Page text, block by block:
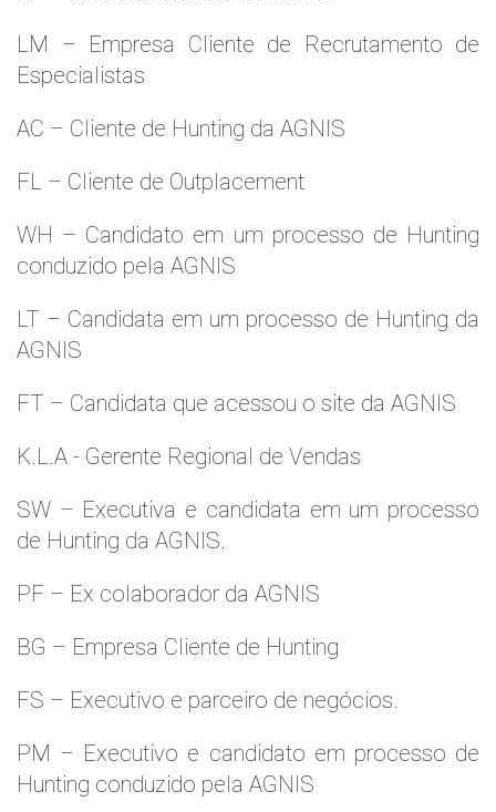
LM – Empresa Cliente de Recrutamento de
Especialistas
AC – Cliente de Hunting da AGNIS
FL – Cliente de Outplacement
WH – Candidato em um processo de Hunting
conduzido pela AGNIS
LT – Candidata em um processo de Hunting da
AGNIS
FT – Candidata que acessou o site da AGNIS
K.L.A - Gerente Regional de Vendas
SW – Executiva e candidata em um processo
de Hunting da AGNIS.
PF – Ex colaborador da AGNIS
BG – Empresa Cliente de Hunting
FS – Executivo e parceiro de negócios.
PM – Executivo e candidato em processo de
Hunting conduzido pela AGNIS